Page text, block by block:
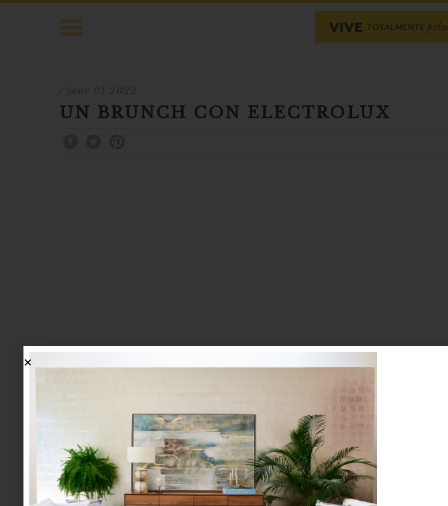
UN BRUNCH CON ELECTROLUX
lo más nuevo
1.
BIENVENIDA, ZASH: UNA
NUEVA MANERA DE VIVIR
LA MESA LLEGA A CASA
PALACIO.
mesa y cocina
august 05 2026